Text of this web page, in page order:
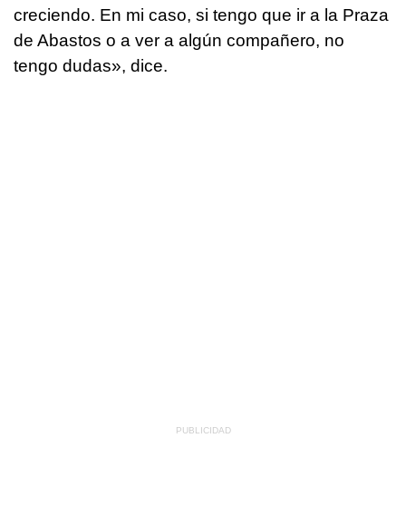
creciendo. En mi caso, si tengo que ir a la Praza
de Abastos o a ver a algún compañero, no
tengo dudas», dice.